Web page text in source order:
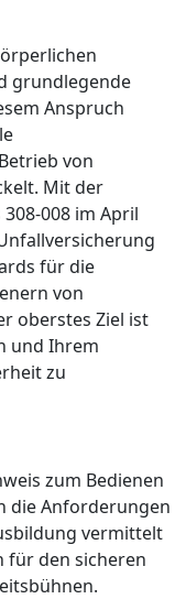
grundlegende
Anspruch
von
Mit der
008 im April
für die
von
oberstes Ziel ist
und Ihrem
zu
zum Bedienen
die Anforderungen
vermittelt
für den sicheren